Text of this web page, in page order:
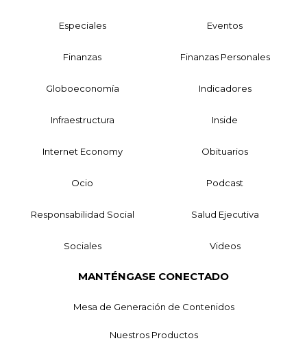
Especiales Eventos
Finanzas Finanzas Personales
Globoeconomía Indicadores
Infraestructura Inside
Internet Economy Obituarios
Ocio Podcast
Responsabilidad Social Salud Ejecutiva
Sociales Videos
MANTÉNGASE CONECTADO
Mesa de Generación de Contenidos
Nuestros Productos